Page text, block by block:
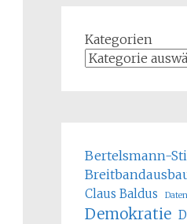
Kategorien
Bertelsmann-
Claus Baldus
Demokratie